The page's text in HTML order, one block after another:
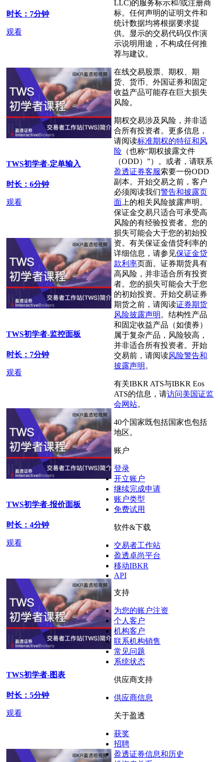
时长：7分钟
观看
TWS初学者-定单输入
时长：6分钟
观看
TWS初学者-监控面板
时长：7分钟
观看
TWS初学者-报价面板
时长：4分钟
观看
TWS初学者-图表
时长：5分钟
观看
LLC)的服务标示和/或注册商
标。任何声明的证明文件和
统计数据均将根据要求提
供。显示的交易代码仅作演
示说明用途，不构成任何推
荐与建议。
在线交易股票、期权、期
货、货币、外国证券和固定
收益产品可能存在巨大损失
风险。
期权交易涉及风险，并非适
合所有投资者。更多信息，
请阅读标准期权的特征和风
险 （也称“期权披露文件
（ODD）”）。或者，请联系
盈透证券客服索要一份ODD
副本。开始交易之前，客户
必须阅读我们警告和披露页
面 上的相关风险披露声明。
保证金交易只适合可承受高
风险的有经验投资者。您的
损失可能会大于您的初始投
资。有关保证金借贷利率的
详细信息，请参见保证金贷
款利率页面。证券期货具有
高风险，并非适合所有投资
者。您的损失可能会大于您
的初始投资。开始交易证券
期货之前，请阅读证券期货
风险披露声明 。结构性产品
和固定收益产品（如债券）
属于复杂产品，风险较高，
并非适合所有投资者。开始
交易前，请阅读风险警告和
披露声明 。
有关IBKR ATS与IBKR Eos
ATS的信息，请访问美国证监
会网站。
40个国家既包括国家也包括
地区。
账户
登录
开立账户
继续完成申请
账户类型
免费试用
软件&下载
交易者工作站
盈透卓尚平台
移动IBKR
API
支持
为您的账户注资
个人客户
机构客户
联系机构销售
常见问题
系统状态
供应商支持
供应商信息
关于盈透
获奖
招聘
盈透证券信息和历史